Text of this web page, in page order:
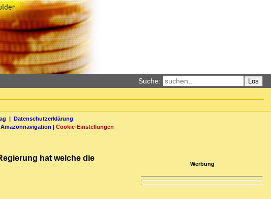
Suche: Los
| Datenschutzerklärung
Amazonnavigation | Cookie-Einstellungen
hat welche die
Werbung